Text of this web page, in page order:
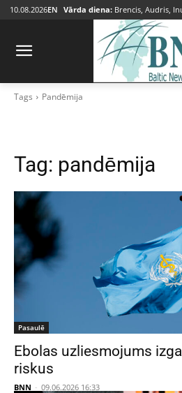
10.08.2026EN Vārda diena: Brencis, Audris,
Tags Pandēmija
Tag: pandēmija
Pasaulē
Ebolas uzliesmojums
riskus
BNN - 09.06.2026 16:33